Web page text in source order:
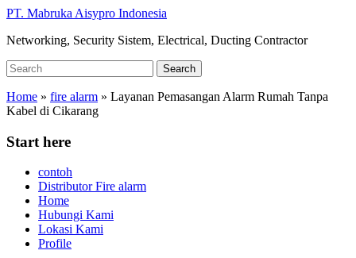
Skip
main
PT. Mabruka Aisypro Indonesia
Networking, Security Sistem, Electrical, Ducting Contractor
Search
for:
Search
Home » fire alarm » Layanan Pemasangan Alarm Rumah Tanpa
Kabel di Cikarang
Start here
contoh
Distributor Fire alarm
Home
Hubungi Kami
Lokasi Kami
Profile